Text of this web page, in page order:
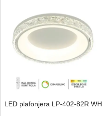
LED plafonjera LP-⁠402-⁠82R WH